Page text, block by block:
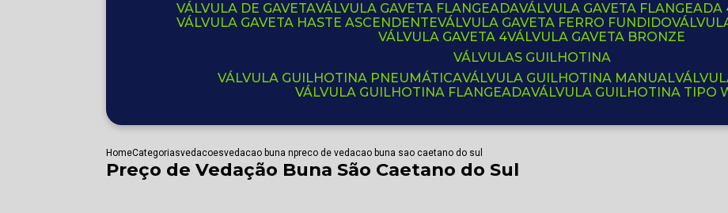
VÁLVULA DE GAVETA VÁLVULA GAVETA FLANGEADA VÁLVULA GAVETA FLANGEADA
VÁLVULA GAVETA HASTE ASCENDENTE VÁLVULA GAVETA FERRO FUNDIDO
VÁLVULA GAVETA 4 VÁLVULA GAVETA BRONZE
VÁLVULAS GUILHOTINA
VÁLVULA GUILHOTINA PNEUMÁTICA VÁLVULA GUILHOTINA MANUAL
VÁLVULA GUILHOTINA FLANGEADA VÁLVULA GUILHOTINA TIPO
HomeCategoriasvedacoesvedacao buna npreco de vedacao buna sao caetano do sul
Preço de Vedação Buna São Caetano do Sul